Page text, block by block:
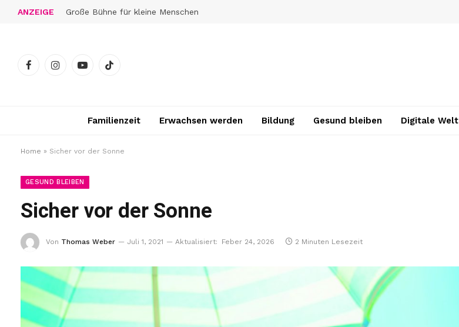
ANZEIGE Große Bühne für kleine Menschen
FacebookInstagramYouTubeTikTok
Familienzeit Erwachsen werden Bildung Gesund bleiben Digitale Welt
Home » Sicher vor der Sonne
GESUND BLEIBEN
Sicher vor der Sonne
Von Thomas Weber Juli 1, 2021 Aktualisiert: Feber 24, 2026 2 Minuten Lesezeit